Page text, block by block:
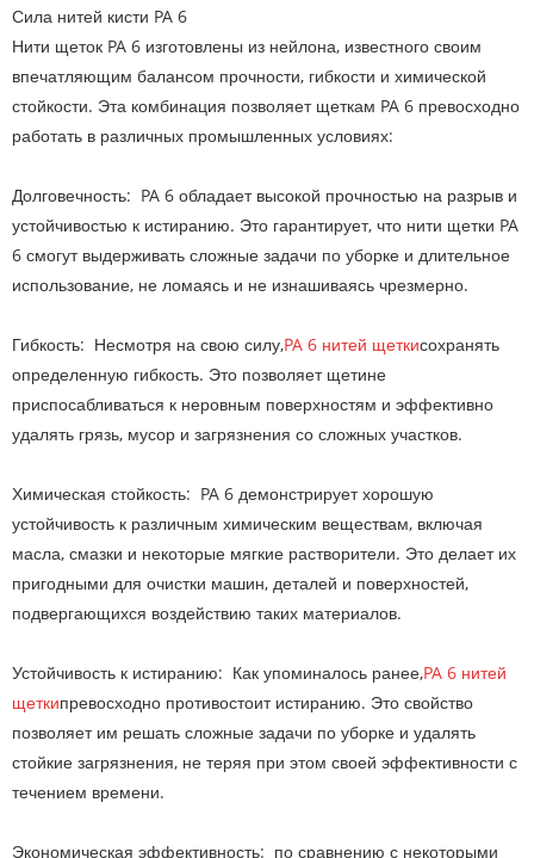
Сила нитей кисти PA 6
Нити щеток PA 6 изготовлены из нейлона, известного своим
впечатляющим балансом прочности, гибкости и химической
стойкости. Эта комбинация позволяет щеткам PA 6 превосходно
работать в различных промышленных условиях:
Долговечность: PA 6 обладает высокой прочностью на разрыв и
устойчивостью к истиранию. Это гарантирует, что нити щетки PA
6 смогут выдерживать сложные задачи по уборке и длительное
использование, не ломаясь и не изнашиваясь чрезмерно.
Гибкость: Несмотря на свою силу,PA 6 нитей щеткисохранять
определенную гибкость. Это позволяет щетине
приспосабливаться к неровным поверхностям и эффективно
удалять грязь, мусор и загрязнения со сложных участков.
Химическая стойкость: PA 6 демонстрирует хорошую
устойчивость к различным химическим веществам, включая
масла, смазки и некоторые мягкие растворители. Это делает их
пригодными для очистки машин, деталей и поверхностей,
подвергающихся воздействию таких материалов.
Устойчивость к истиранию: Как упоминалось ранее,PA 6 нитей
щеткипревосходно противостоит истиранию. Это свойство
позволяет им решать сложные задачи по уборке и удалять
стойкие загрязнения, не теряя при этом своей эффективности с
течением времени.
Экономическая эффективность: по сравнению с некоторыми